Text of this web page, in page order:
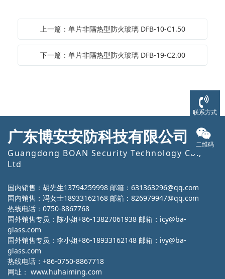
上一篇：单片非隔热型防火玻璃 DFB-10-C1.50
下一篇：单片非隔热型防火玻璃 DFB-19-C2.00
广东博安安防科技有限公司
Guangdong BOAN Security Technology Co.,
Ltd
国内销售：胡先生13794259998 邮箱：631363296@qq.com
国内销售：冯女士18933162168 邮箱：826979947@qq.com
热线电话：0750-8867768
国外销售专员：陈小姐+86-13827061938 邮箱：icy@ba-
glass.com
国外销售专员：李小姐+86-18933162148 邮箱：ivy@ba-
glass.com
热线电话：+86-0750-8867718
网址： www.huhaiming.com
联系方式
二维码